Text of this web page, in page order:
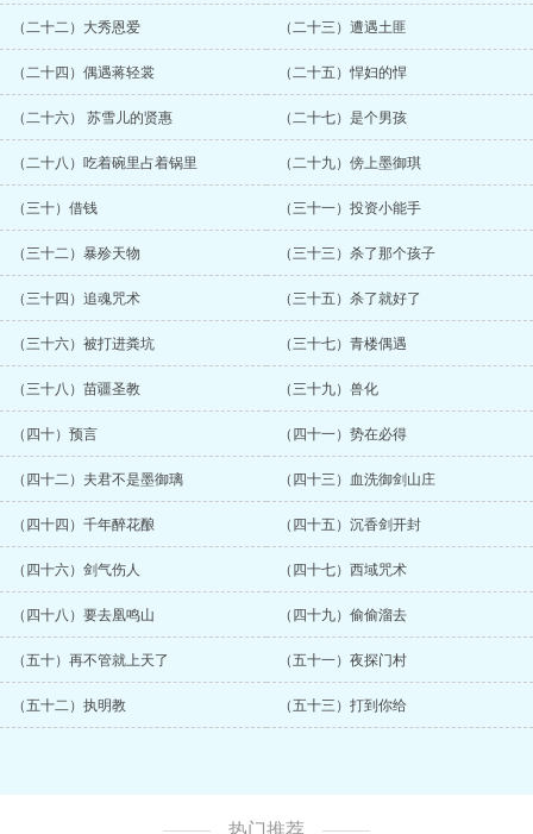
（二十二）大秀恩爱 （二十三）遭遇土匪
（二十四）偶遇蒋轻裳 （二十五）悍妇的悍
（二十六） 苏雪儿的贤惠 （二十七）是个男孩
（二十八）吃着碗里占着锅里 （二十九）傍上墨御琪
（三十）借钱 （三十一）投资小能手
（三十二）暴殄天物 （三十三）杀了那个孩子
（三十四）追魂咒术 （三十五）杀了就好了
（三十六）被打进粪坑 （三十七）青楼偶遇
（三十八）苗疆圣教 （三十九）兽化
（四十）预言 （四十一）势在必得
（四十二）夫君不是墨御璃 （四十三）血洗御剑山庄
（四十四）千年醉花酿 （四十五）沉香剑开封
（四十六）剑气伤人 （四十七）西域咒术
（四十八）要去凰鸣山 （四十九）偷偷溜去
（五十）再不管就上天了 （五十一）夜探门村
（五十二）执明教 （五十三）打到你给
热门推荐